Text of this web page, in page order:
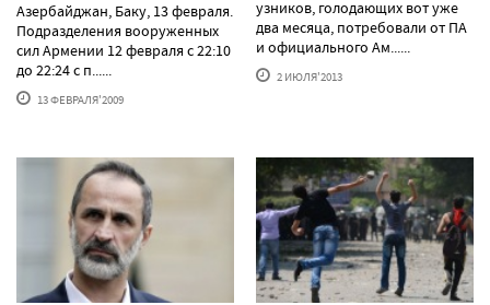
Азербайджан, Баку, 13 февраля.
Подразделения вооруженных
сил Армении 12 февраля с 22:10
до 22:24 с п......
13 ФЕВРАЛЯ'2009
узников, голодающих вот уже
два месяца, потребовали от ПА
и официального Ам......
2 ИЮЛЯ'2013